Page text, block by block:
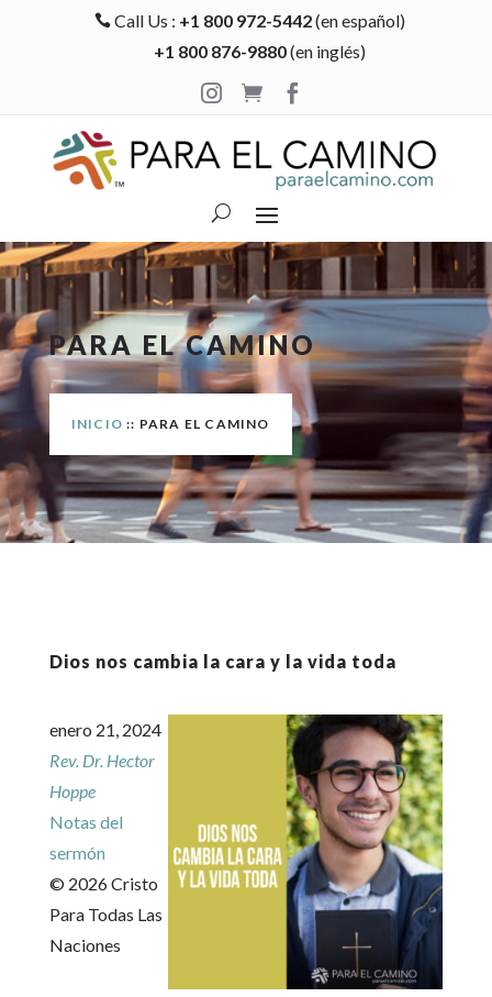
 Call Us : +1 800 972-5442(en español)
+1 800 876-9880(en inglés)

 
PARA EL CAMINO
INICIO :: PARA EL CAMINO
Dios nos cambia la cara y la vida toda
enero 21, 2024
Rev. Dr. Hector
Hoppe
Notas del
sermón
© 2026 Cristo
Para Todas Las
Naciones